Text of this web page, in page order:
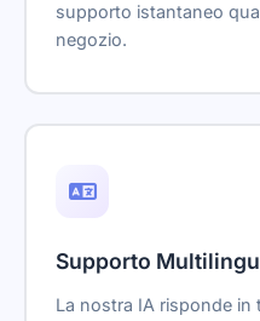
supporto istantaneo
negozio.
Supporto
La nostra IA risponde